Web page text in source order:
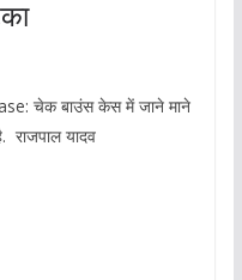
चेक बाउंस केस में जाने माने
राजपाल यादव